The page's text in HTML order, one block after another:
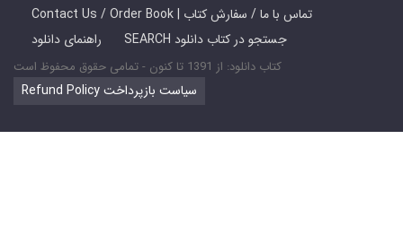
Contact Us / Order Book | تماس با ما / سفارش کتاب
راهنمای دانلود
SEARCH جستجو در کتاب دانلود
کتاب دانلود: از 1391 تا کنون - تمامی حقوق محفوظ است
Refund Policy سیاست بازپرداخت